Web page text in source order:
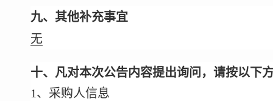
九、其他补充事宜
无
十、凡对本次公告内容提出询问，请按以下
1、采购人信息